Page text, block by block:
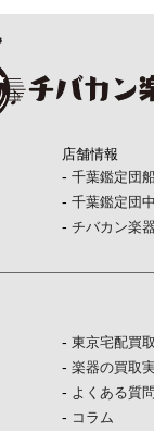
店舗情報
- 千葉鑑定団
- 千葉鑑定団
- チバカン楽
- 東京宅配買
- 楽器の買取
- よくある質問
- コラム